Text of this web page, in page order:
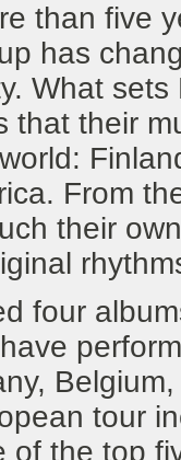
than five
has
What
that their
From
their
four
tour
of the top